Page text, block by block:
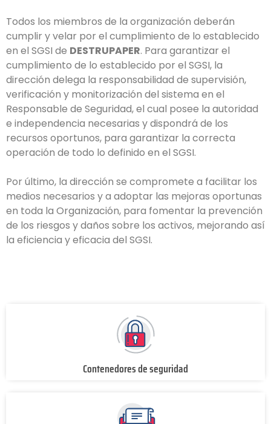
Todos los miembros de la organización deberán
cumplir y velar por el cumplimiento de lo establecido
en el SGSI de DESTRUPAPER. Para garantizar el
cumplimiento de lo establecido por el SGSI, la
dirección delega la responsabilidad de supervisión,
verificación y monitorización del sistema en el
Responsable de Seguridad, el cual posee la autoridad
e independencia necesarias y dispondrá de los
recursos oportunos, para garantizar la correcta
operación de todo lo definido en el SGSI.
Por último, la dirección se compromete a facilitar los
medios necesarios y a adoptar las mejoras oportunas
en toda la Organización, para fomentar la prevención
de los riesgos y daños sobre los activos, mejorando así
la eficiencia y eficacia del SGSI.
Contenedores de seguridad